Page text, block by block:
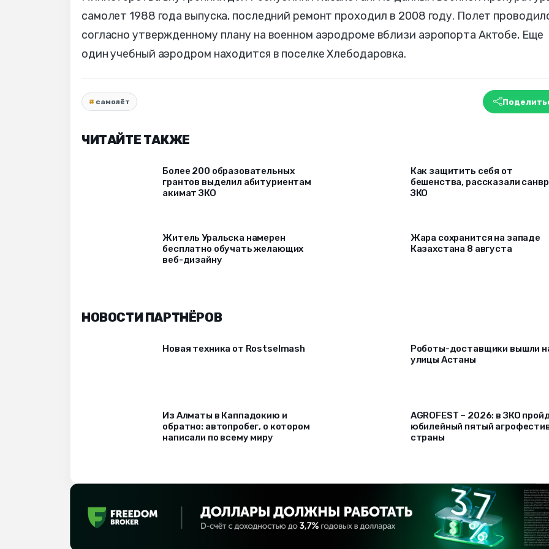
самолет 1988 года выпуска, последний ремонт проходил в 2008 году. Полет
согласно утвержденному плану на военном аэродроме вблизи аэропорта Актобе, Еще
один учебный аэродром находится в поселке Хлебодаровка.
самолёт
ЧИТАЙТЕ ТАКЖЕ
Более 200 образовательных
грантов выделил абитуриентам
акимат ЗКО
Как защитить себя от
бешенства, рассказали
ЗКО
Житель Уральска намерен
бесплатно обучать желающих
веб-дизайну
Жара сохранится на западе
Казахстана 8 августа
НОВОСТИ ПАРТНЁРОВ
Новая техника от Rostselmash
Роботы-доставщики вышли
улицы Астаны
Из Алматы в Каппадокию и
обратно: автопробег, о котором
написали по всему миру
AGROFEST – 2026: в ЗКО
юбилейный пятый
страны